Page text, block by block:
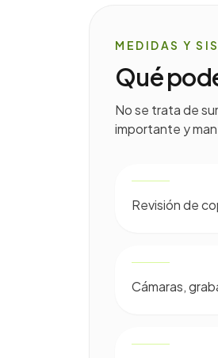
MEDIDAS Y
Qué
No se trata de
importante y
Revisión de
Cámaras,